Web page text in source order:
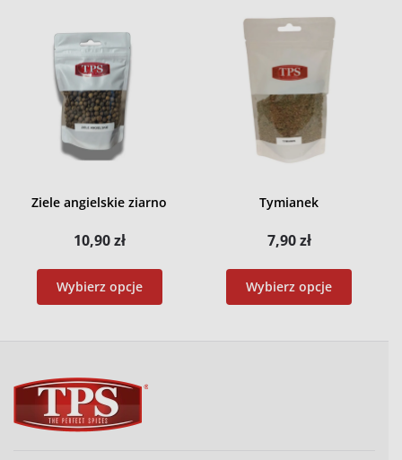
Ziele angielskie ziarno
10,90zł
Wybierz opcje
Tymianek
7,90zł
Wybierz opcje